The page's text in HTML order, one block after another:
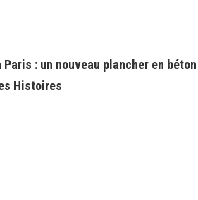
: un nouveau plancher en béton
Histoires